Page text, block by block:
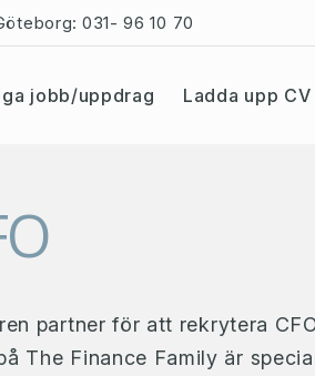
031- 96 10 70
jobb/uppdrag Ladda upp CV
partner för att rekrytera
The Finance Family är